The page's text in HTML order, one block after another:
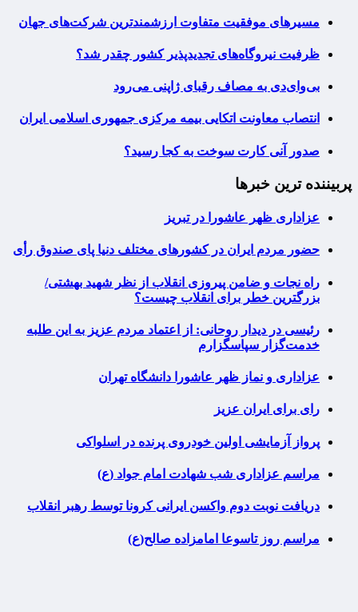
مسیرهای موفقیت متفاوت ارزشمندترین شرکت‌های جهان
ظرفیت نیروگاه‌های تجدیدپذیر کشور چقدر شد؟
بی‌وای‌دی به مصاف رقبای ژاپنی می‌رود
انتصاب معاونت اتکایی بیمه مرکزی جمهوری اسلامی ایران
صدور آنی کارت سوخت به کجا رسید؟
پربیننده ترین خبرها
عزاداری ظهر عاشورا در تبریز
حضور مردم ایران در کشورهای مختلف دنیا پای صندوق رأی
راه نجات و ضامن پیروزی انقلاب از نظر شهید بهشتی/
بزرگترین خطر برای انقلاب چیست؟
رئیسی در دیدار روحانی: از اعتماد مردم عزیز به این طلبه
خدمت‌گزار سپاسگزارم
عزاداری و نماز ظهر عاشورا دانشگاه تهران
رای برای ایران عزیز
پرواز آزمایشی اولین خودروی پرنده در اسلواکی
مراسم عزاداری شب شهادت امام جواد (ع)
دریافت نوبت دوم واکسن ایرانی کرونا توسط رهبر انقلاب
مراسم روز تاسوعا امامزاده صالح(ع)